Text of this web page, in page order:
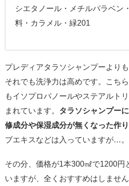
シエタノール・メチルパラベン
料・カラメル・緑201
プレディアタラソシャンプーより
それでも洗浄力は高めです。こち
もイソプロパノールやステアルト
まれています。 タラソシャンプー
修成分や保湿成分が無くなった作り
ブエキスなどは入っていますが…。
その分、価格が1本300㎖で1200円
いますが、全くおすすめはしません